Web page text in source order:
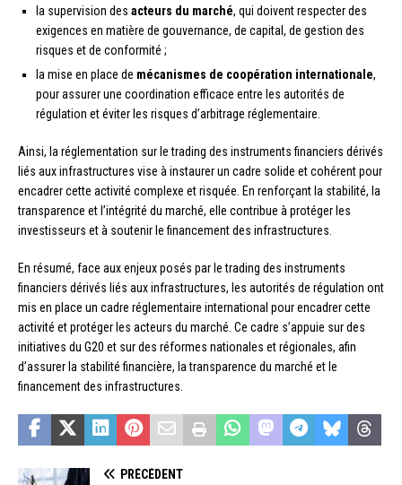
la supervision des acteurs du marché, qui doivent respecter des
exigences en matière de gouvernance, de capital, de gestion des
risques et de conformité ;
la mise en place de mécanismes de coopération internationale,
pour assurer une coordination efficace entre les autorités de
régulation et éviter les risques d’arbitrage réglementaire.
Ainsi, la réglementation sur le trading des instruments financiers dérivés
liés aux infrastructures vise à instaurer un cadre solide et cohérent pour
encadrer cette activité complexe et risquée. En renforçant la stabilité, la
transparence et l’intégrité du marché, elle contribue à protéger les
investisseurs et à soutenir le financement des infrastructures.
En résumé, face aux enjeux posés par le trading des instruments
financiers dérivés liés aux infrastructures, les autorités de régulation ont
mis en place un cadre réglementaire international pour encadrer cette
activité et protéger les acteurs du marché. Ce cadre s’appuie sur des
initiatives du G20 et sur des réformes nationales et régionales, afin
d’assurer la stabilité financière, la transparence du marché et le
financement des infrastructures.
PRÉCÉDENT